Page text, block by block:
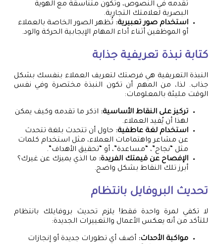
تقدمه في النصوص، وتكون متناسقة مع الهوية
البصرية لعلامتك التجارية.
استخدام صور تعبيرية: تُظهر الصور الخاصة بالعملاء
أو الموظفين أثناء أداء المهام الإيجابية الحركة والود.
كتابة نبذة تعريفية جذابة
النبذة التعريفية هي فرصتك لتعريف العملاء بنفسك بشكل
جذاب. لذا، من المهم أن تكون النبذة مختصرة وفي نفس
الوقت مليئة بالمعلومات:
تركيز على النقاط الأساسية: اذكر ما تقدمه وكيف يمكن
لهذا أن يُفيد العملاء.
استخدام لغة عاطفية: حاول أن تتحدث بلغة تتحدث
عن مشاعر واهتمامات العملاء، مثل استخدام كلمات
مثل “نجاح”، “مساعدة”، أو “تحقيق الأهداف”.
الإفصاح عن قيمتك الفريدة: ما الذي يميزك عن غيرك؟
أبرز تلك النقاط بشكل واضح.
تحديث البروفايل بانتظام
لا تكفي لمرة واحدة فقط! يلزم تحديث بروفايلك بانتظام
للتأكد من أنه يعكس الأعمال والتغييرات الجديدة:
مواكبة الأحداث: أضف أي تطورات جديدة أو إنجازات